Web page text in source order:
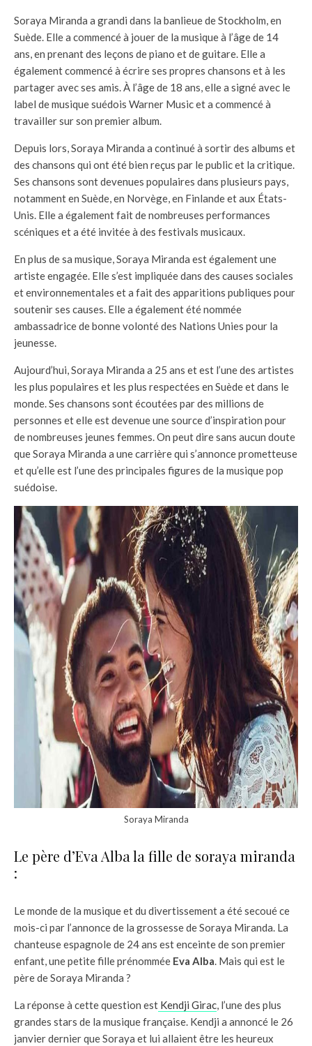
Soraya Miranda a grandi dans la banlieue de Stockholm, en
Suède. Elle a commencé à jouer de la musique à l’âge de 14
ans, en prenant des leçons de piano et de guitare. Elle a
également commencé à écrire ses propres chansons et à les
partager avec ses amis. À l’âge de 18 ans, elle a signé avec le
label de musique suédois Warner Music et a commencé à
travailler sur son premier album.
Depuis lors, Soraya Miranda a continué à sortir des albums et
des chansons qui ont été bien reçus par le public et la critique.
Ses chansons sont devenues populaires dans plusieurs pays,
notamment en Suède, en Norvège, en Finlande et aux États-
Unis. Elle a également fait de nombreuses performances
scéniques et a été invitée à des festivals musicaux.
En plus de sa musique, Soraya Miranda est également une
artiste engagée. Elle s’est impliquée dans des causes sociales
et environnementales et a fait des apparitions publiques pour
soutenir ses causes. Elle a également été nommée
ambassadrice de bonne volonté des Nations Unies pour la
jeunesse.
Aujourd’hui, Soraya Miranda a 25 ans et est l’une des artistes
les plus populaires et les plus respectées en Suède et dans le
monde. Ses chansons sont écoutées par des millions de
personnes et elle est devenue une source d’inspiration pour
de nombreuses jeunes femmes. On peut dire sans aucun doute
que Soraya Miranda a une carrière qui s’annonce prometteuse
et qu’elle est l’une des principales figures de la musique pop
suédoise.
Soraya Miranda
Le père d’Eva Alba la fille de soraya miranda
:
Le monde de la musique et du divertissement a été secoué ce
mois-ci par l’annonce de la grossesse de Soraya Miranda. La
chanteuse espagnole de 24 ans est enceinte de son premier
enfant, une petite fille prénommée Eva Alba. Mais qui est le
père de Soraya Miranda ?
La réponse à cette question est Kendji Girac, l’une des plus
grandes stars de la musique française. Kendji a annoncé le 26
janvier dernier que Soraya et lui allaient être les heureux